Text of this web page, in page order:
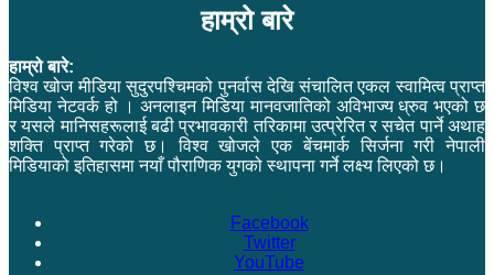
हाम्रो बारे
हाम्रो बारे:
विश्व खोज मीडिया सुदुरपश्चिमको पुनर्वास देखि संचालित एकल स्वामित्व प्राप्त
मिडिया नेटवर्क हो । अनलाइन मिडिया मानवजातिको अविभाज्य ध्रुव भएको छ
र यसले मानिसहरूलाई बढी प्रभावकारी तरिकामा उत्प्रेरित र सचेत पार्ने अथाह
शक्ति प्राप्त गरेको छ। विश्व खोजले एक बेंचमार्क सिर्जना गरी नेपाली
मिडियाको इतिहासमा नयाँ पौराणिक युगको स्थापना गर्ने लक्ष्य लिएको छ।
Facebook
Twitter
YouTube